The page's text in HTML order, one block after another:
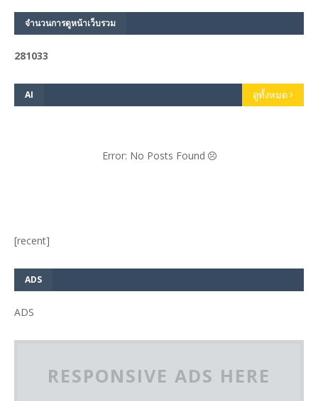
จำนวนการดูหน้าเว็บรวม
281033
AI ดูทั้งหมด
Error: No Posts Found
[recent]
ADS
ADS
RESPONSIVE ADS HERE